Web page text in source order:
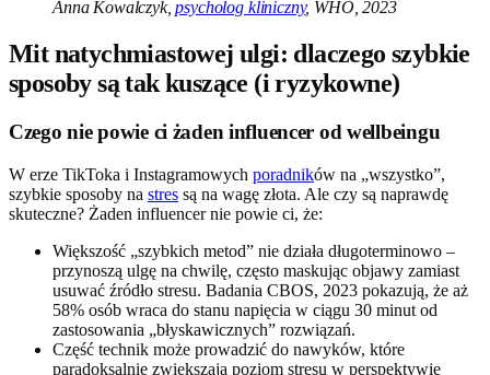
Anna Kowalczyk,psycholog kliniczny, WHO, 2023
Mit natychmiastowej ulgi: dlaczego szybkie
sposoby są tak kuszące (i ryzykowne)
Czego nie powie ci żaden influencer od wellbeingu
W erze TikToka i Instagramowych poradników na „wszystko”,
szybkie sposoby na stres są na wagę złota. Ale czy są naprawdę
skuteczne? Żaden influencer nie powie ci, że:
Większość „szybkich metod” nie działa długoterminowo –
przynoszą ulgę na chwilę, często maskując objawy zamiast
usuwać źródło stresu. Badania CBOS, 2023 pokazują, że aż
58% osób wraca do stanu napięcia w ciągu 30 minut od
zastosowania „błyskawicznych” rozwiązań.
Część technik może prowadzić do nawyków, które
paradoksalnie zwiększają poziom stresu w perspektywie